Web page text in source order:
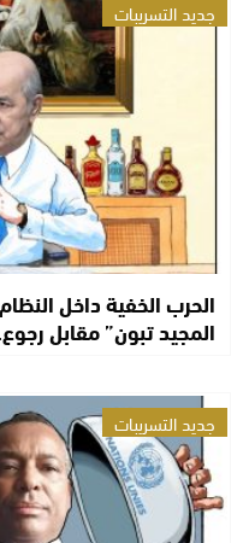
جديد التسريبات
الحرب الخفية داخل
المجيد تبون” مقابل
جديد التسريبات